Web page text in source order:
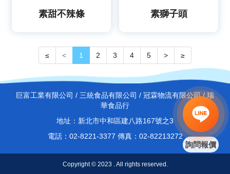
素甜不辣條 素獅子頭
≤ < 1 2 3 4 5 > ≥
巨富工業有限公司 / 三統食品有限公司 / 冠霖物流有限公司 / 瑞
華食品行
地址：新北市中和區建八路167號之3
電話：02-8221-3377 傳真：02-82213272
Copyright © 2023 . All rights reserved.
詢問報價